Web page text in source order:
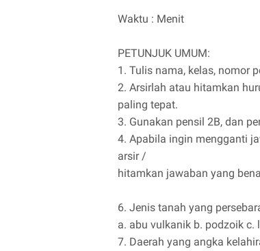
Waktu : Menit
PETUNJUK UMUM:
1. Tulis nama, kelas, nomor
2. Arsirlah atau hitamkan
paling tepat.
3. Gunakan pensil 2B, dan
4. Apabila ingin mengganti
arsir /
hitamkan jawaban yang
6. Jenis tanah yang
a. abu vulkanik b. podzoik c.
7. Daerah yang angka